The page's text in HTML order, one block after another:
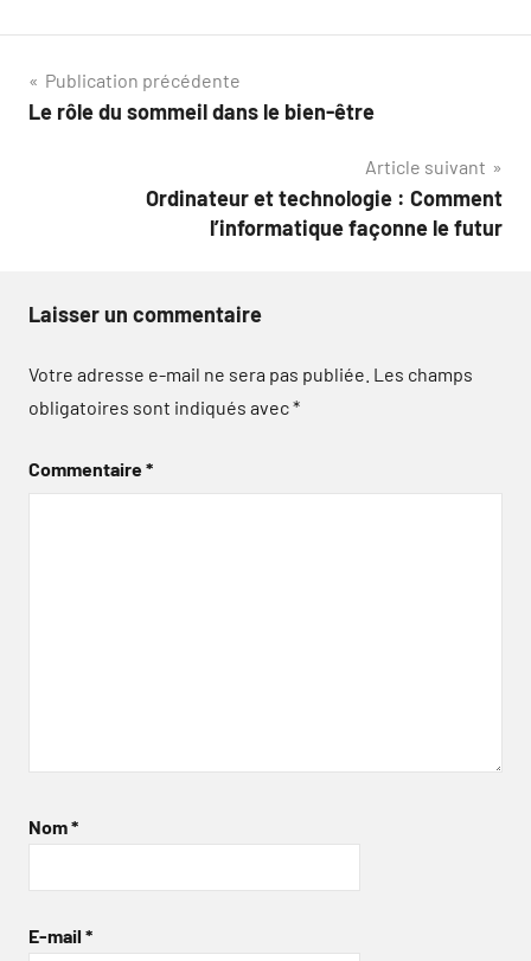
Navigation
de
Publication précédente
Le rôle du sommeil dans le bien-être
Article suivant
Ordinateur et technologie : Comment
l’informatique façonne le futur
Laisser un commentaire
Votre adresse e-mail ne sera pas publiée. Les champs
obligatoires sont indiqués avec*
Commentaire*
Nom*
E-mail *